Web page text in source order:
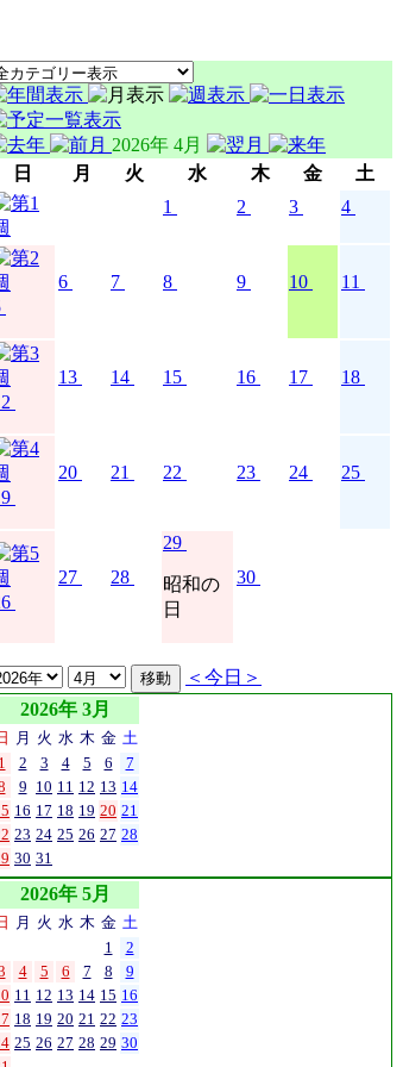
2026年 4月
日
月 火 水 木 金
土
1
2 3 4
6 7 8 9 10 11
13 14 15 16 17 18
20 21 22 23 24 25
27 28
29
昭和の
日
30
＜今日＞
2026年 3月
月 火 水 木 金 土
1
2 3 4 5 6
7
9 10 11 12 13 14
16 17 18 19 20 21
23 24 25 26 27 28
30 31
2026年 5月
月 火 水 木 金 土
1
2
4 5 6 7 8
9
11 12 13 14 15 16
18 19 20 21 22 23
25 26 27 28 29 30